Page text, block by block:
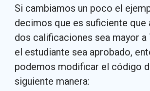
Si cambiamos un poco el
decimos que es suficiente que
dos calificaciones sea mayor a
el estudiante sea aprobado,
podemos modificar el código
siguiente manera: